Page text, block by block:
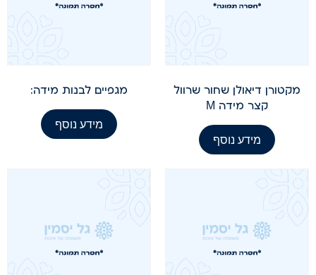
מקטורן דיאולן שחור שרוול
קצר מידה M
מידע נוסף
מגפיים לבנות מידה:
מידע נוסף